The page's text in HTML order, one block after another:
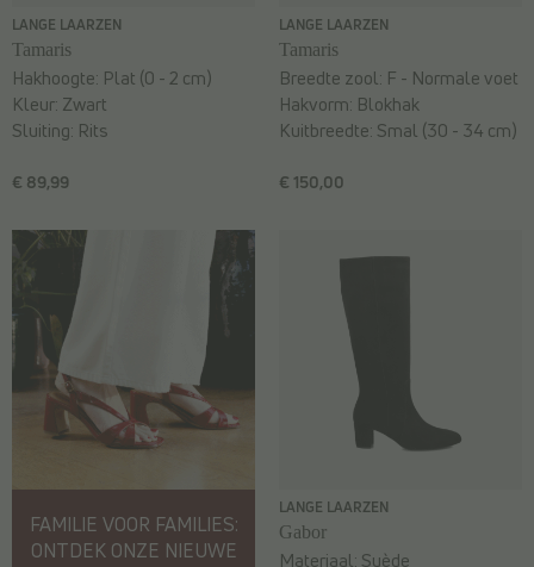
LANGE LAARZEN
Tamaris
€ 89,99
Hakhoogte: Plat (0 - 2 cm)
Kleur: Zwart
Sluiting: Rits
LANGE LAARZEN
Tamaris
€ 150,00
Breedte zool: F - Normale voet
Hakvorm: Blokhak
Kuitbreedte: Smal (30 - 34 cm)
FAMILIE VOOR FAMILIES:
ONTDEK ONZE NIEUWE
LANGE LAARZEN
Gabor
Materiaal: Suède